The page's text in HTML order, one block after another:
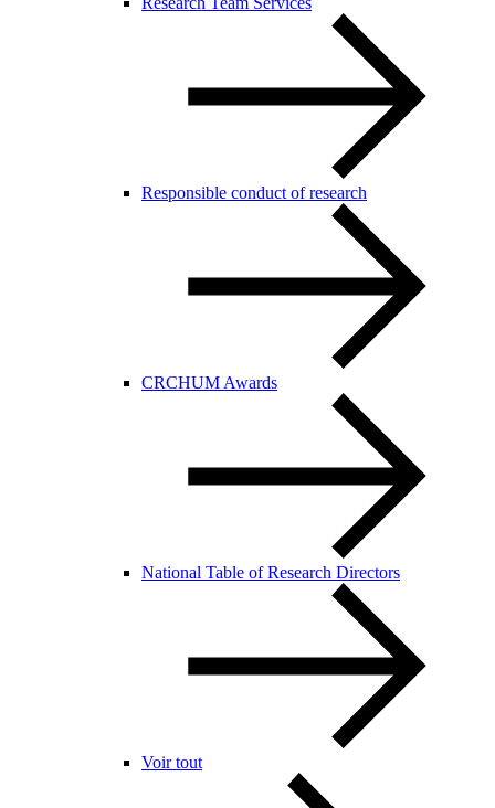
Responsible conduct of research
CRCHUM Awards
National Table of Research Directors
Voir tout